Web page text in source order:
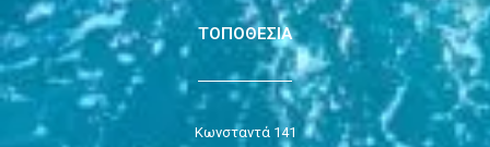
ΤΟΠΟΘΕΣΙΑ
Κωνσταντά 141